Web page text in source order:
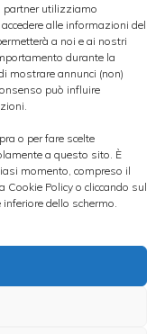
partner utilizziamo
alle informazioni del
a noi e ai nostri
durante la
mostrare annunci (non)
può influire
o per fare scelte
a questo sito. È
momento, compreso il
Policy o cliccando sul
dello schermo.
guidata da
un ampio
per il quale la
un
presa alcune
Imi , che ha
portandolo da
da 2,7 a 3,38